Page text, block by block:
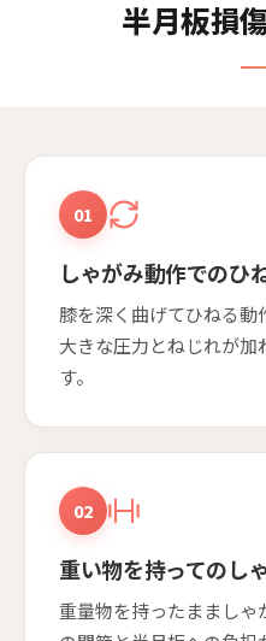
半月板損
01
しゃがみ動作でのひ
膝を深く曲げてひねる動
大きな圧力とねじれが加
す。
02
重い物を持ってのし
重量物を持ったままし